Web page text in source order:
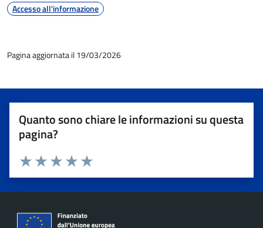
Accesso all'informazione
Pagina aggiornata il 19/03/2026
Quanto sono chiare le informazioni su questa
pagina?
Valuta 5 stelle su 5
Valuta 4 stelle su 5
Valuta 3 stelle su 5
Valuta 2 stelle su 5
Valuta 1 stelle su 5